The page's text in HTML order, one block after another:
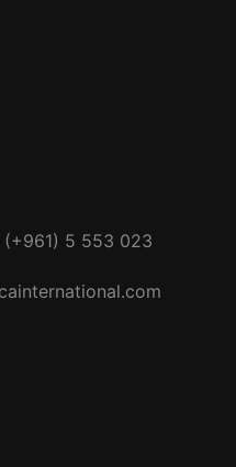
5 553 023